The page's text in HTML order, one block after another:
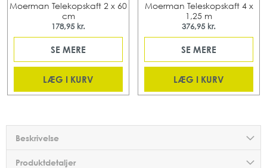
Moerman Telekopskaft 2 x 60
cm
178,95 kr.
SE MERE
LÆG I KURV
Moerman Teleskopskaft 4 x
1,25 m
376,95 kr.
SE MERE
LÆG I KURV
Beskrivelse
Produktdetaljer